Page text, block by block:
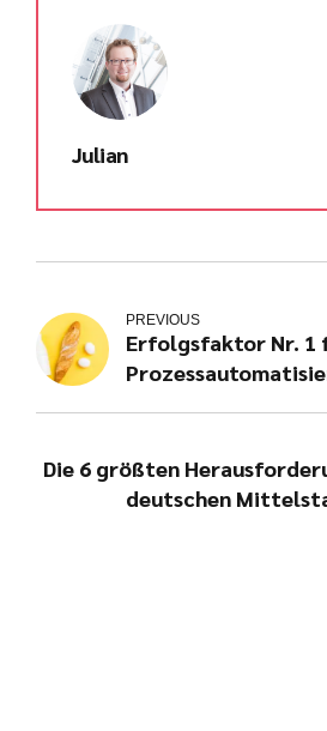
Julian
PREVIOUS
Erfolgsfaktor Nr. 1
Die 6 größten
deutschen
Erfahren Sie